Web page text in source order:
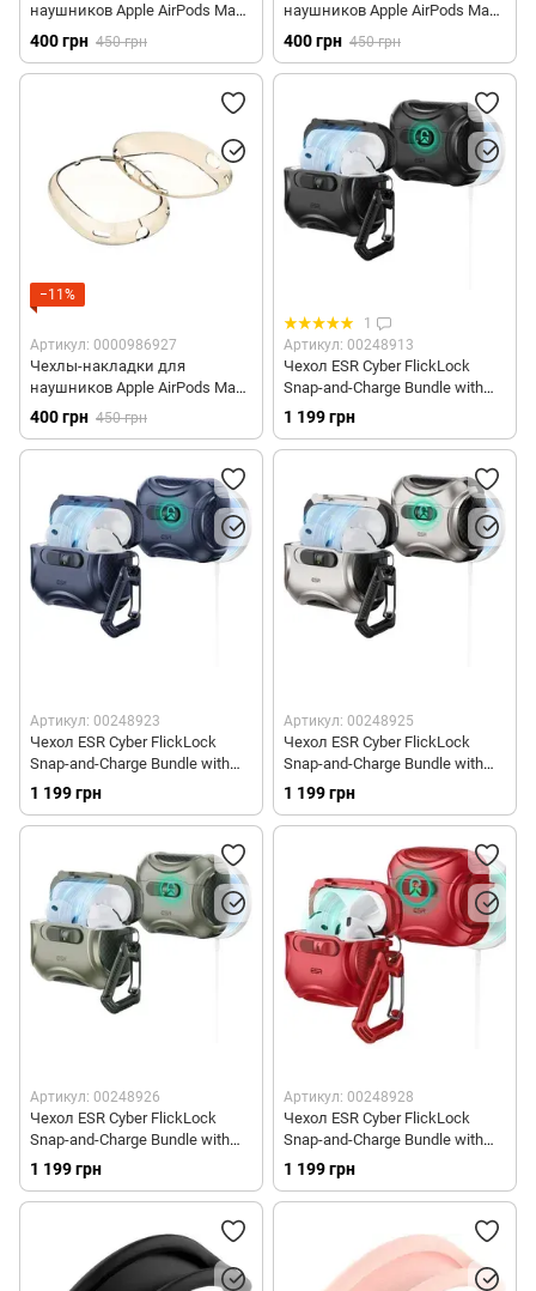
наушников Apple AirPods Max -
Оранжевые
400 грн 450 грн
наушников Apple AirPods Max -
Фиолетовые
400 грн 450 грн
−11%
Артикул: 0000986927
Чехлы-накладки для
наушников Apple AirPods Max -
Бежевые
400 грн 450 грн
1
Артикул: 00248913
Чехол ESR Cyber FlickLock
Snap-and-Charge Bundle with
MagSafe для AirPods Pro 3 -
1 199 грн
Артикул: 00248923
Чехол ESR Cyber FlickLock
Snap-and-Charge Bundle with
MagSafe для AirPods Pro 3 -
1 199 грн
Артикул: 00248925
Чехол ESR Cyber FlickLock
Snap-and-Charge Bundle with
MagSafe для AirPods Pro 3 -
Titanium
1 199 грн
Артикул: 00248926
Чехол ESR Cyber FlickLock
Snap-and-Charge Bundle with
MagSafe для AirPods Pro 3 -
Army Green
1 199 грн
Артикул: 00248928
Чехол ESR Cyber FlickLock
Snap-and-Charge Bundle with
MagSafe для AirPods Pro 3 -
Dark Red
1 199 грн